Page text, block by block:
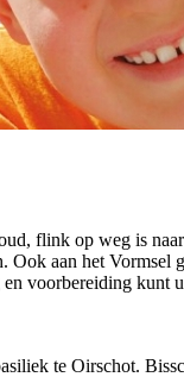
flink op weg is
aan het Vormsel
voorbereiding kunt
te Oirschot.